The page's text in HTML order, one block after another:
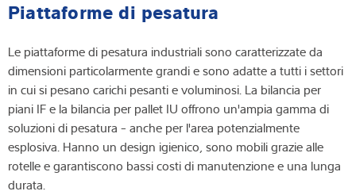
Piattaforme di pesatura
Le piattaforme di pesatura industriali sono caratterizzate da
dimensioni particolarmente grandi e sono adatte a tutti i settori
in cui si pesano carichi pesanti e voluminosi. La bilancia per
piani IF e la bilancia per pallet IU offrono un'ampia gamma di
soluzioni di pesatura - anche per l'area potenzialmente
esplosiva. Hanno un design igienico, sono mobili grazie alle
rotelle e garantiscono bassi costi di manutenzione e una lunga
durata.